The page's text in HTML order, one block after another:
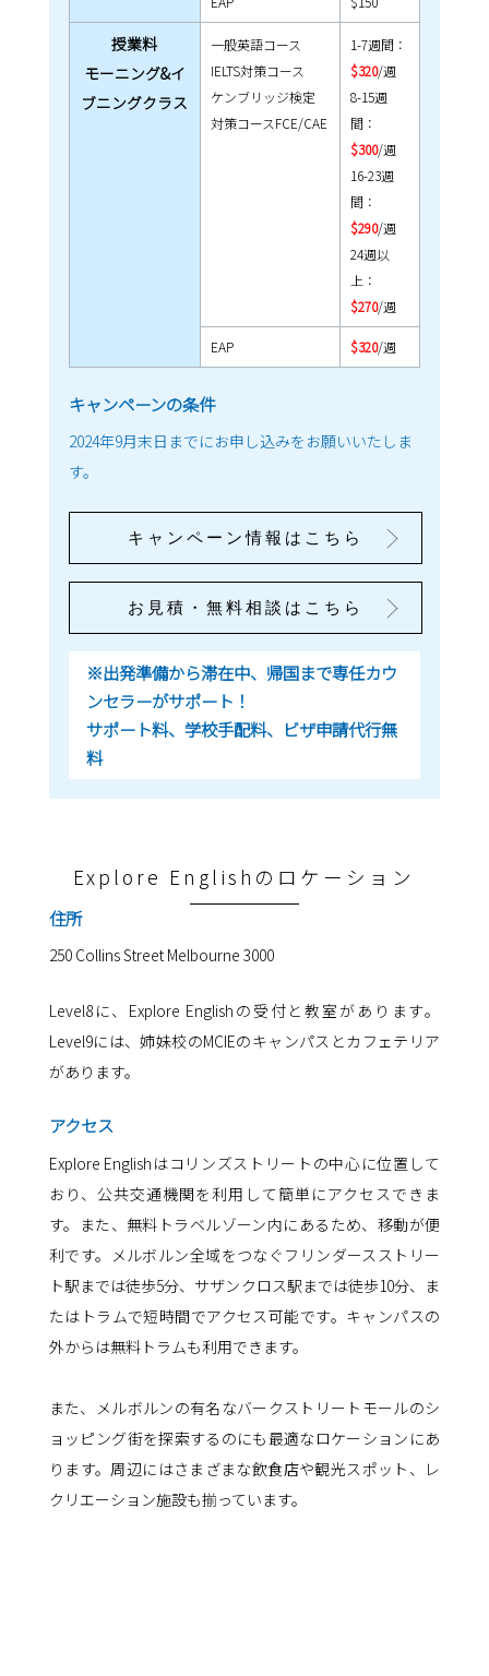
授業料
モーニング&イ
ブニングクラス
一般英語コース
IELTS対策コース
ケンブリッジ検定
対策コースFCE/CAE
1-7週間：
$320/週
8-15週
間：
$300/週
16-23週
間：
$290/週
24週以
上：
$270/週
EAP $320/週
キャンペーンの条件
2024年9月末日までにお申し込みをお願いいたしま
す。
キャンペーン情報はこちら
お見積・無料相談はこちら
※出発準備から滞在中、帰国まで専任カウ
ンセラーがサポート！
サポート料、学校手配料、ビザ申請代行無
料
Explore Englishのロケーション
住所
250 Collins Street Melbourne 3000
Level8に、Explore Englishの受付と教室があります。
Level9には、姉妹校のMCIEのキャンパスとカフェテリア
があります。
アクセス
Explore Englishはコリンズストリートの中心に位置して
おり、公共交通機関を利用して簡単にアクセスできま
す。また、無料トラベルゾーン内にあるため、移動が便
利です。メルボルン全域をつなぐフリンダースストリー
ト駅までは徒歩5分、サザンクロス駅までは徒歩10分、ま
たはトラムで短時間でアクセス可能です。キャンパスの
外からは無料トラムも利用できます。
また、メルボルンの有名なバークストリートモールのシ
ョッピング街を探索するのにも最適なロケーションにあ
ります。周辺にはさまざまな飲食店や観光スポット、レ
クリエーション施設も揃っています。